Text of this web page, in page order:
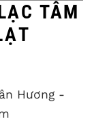
TÂM
Hương -